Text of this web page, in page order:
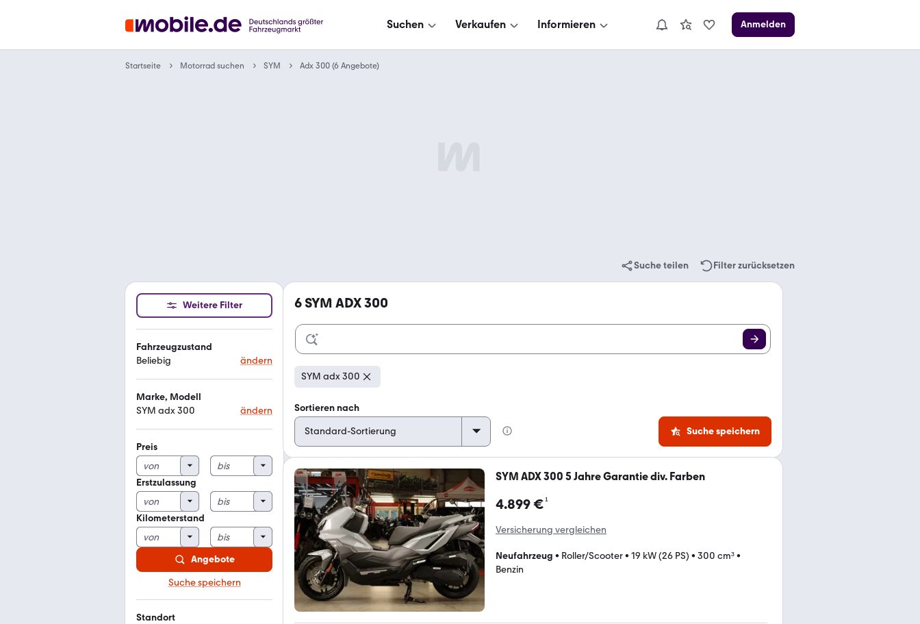
Suchen Verkaufen Informieren Anmelden
Startseite Motorrad suchen SYM Adx 300 (6 Angebote)
Suche teilen Filter zurücksetzen
Weitere Filter
Fahrzeugzustand
Beliebig
ändern
Marke, Modell
SYM adx 300
ändern
Preis
Erstzulassung
Kilometerstand
Angebote
Suche speichern
Standort
6 SYM ADX 300
SYM adx 300
Sortieren nach
Suche speichern
SYM ADX 300 5 Jahre Garantie div. Farben
4.899 €¹
Versicherung vergleichen
Neufahrzeug • Roller/Scooter• 19 kW (26 PS) • 300 cm³•
Benzin